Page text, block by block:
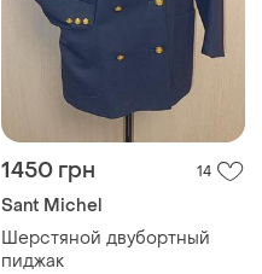
1450 грн 14
Sant Michel
Шерстяной двубортный
пиджак